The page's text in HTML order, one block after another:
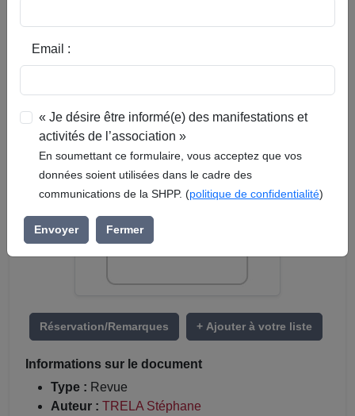
1789)- C.R mémoire
Réservation/Remarques + Ajouter à votre liste
Informations sur le document
Type : Revue
Auteur : TRELA Stéphane
Email :
« Je désire être informé(e) des manifestations et
activités de l’association »
En soumettant ce formulaire, vous acceptez que vos
données soient utilisées dans le cadre des
communications de la SHPP. (politique de confidentialité)
Envoyer Fermer